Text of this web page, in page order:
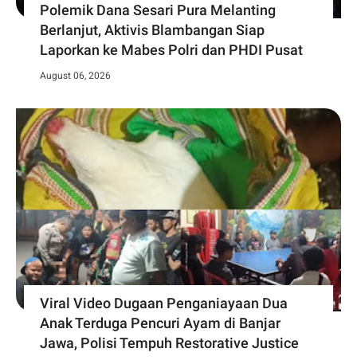
Polemik Dana Sesari Pura Melanting
Berlanjut, Aktivis Blambangan Siap
Laporkan ke Mabes Polri dan PHDI Pusat
August 06, 2026
Viral Video Dugaan Penganiayaan Dua
Anak Terduga Pencuri Ayam di Banjar
Jawa, Polisi Tempuh Restorative Justice